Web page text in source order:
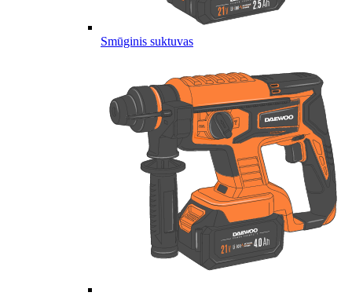
Smūginis suktuvas